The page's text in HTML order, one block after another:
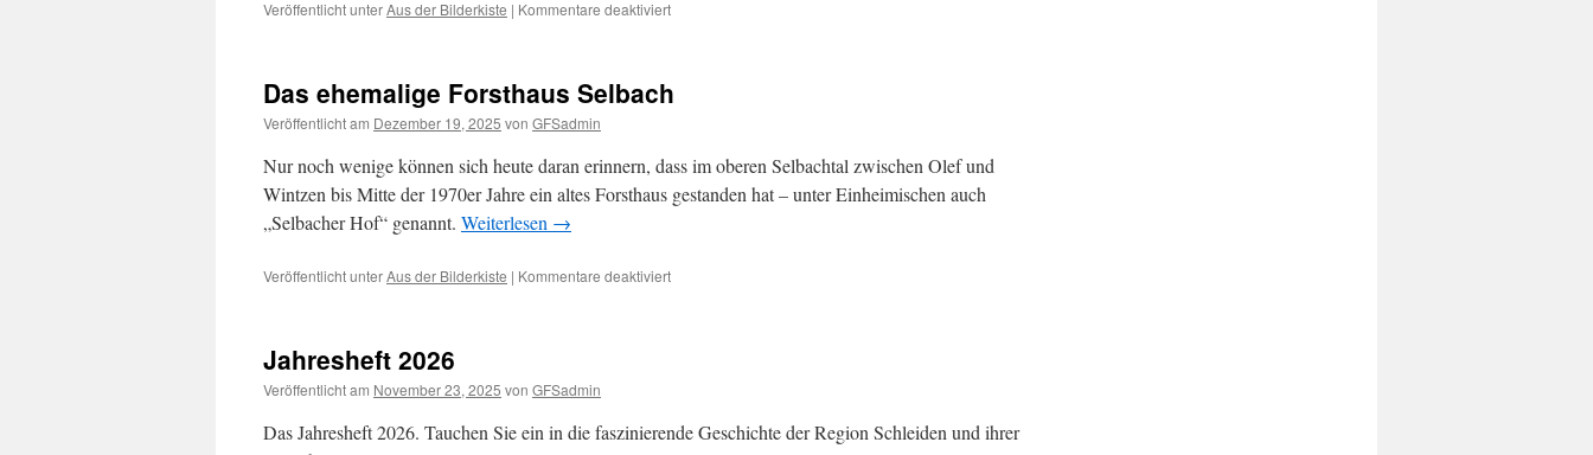
Veröffentlicht unterAus der Bilderkiste | Kommentare deaktiviertfür
Wintzen
Das ehemalige Forsthaus Selbach
Veröffentlicht am Dezember 19, 2025 von GFSadmin
Nur noch wenige können sich heute daran erinnern, dass im oberen Selbachtal zwischen Olef und
Wintzen bis Mitte der 1970er Jahre ein altes Forsthaus gestanden hat – unter Einheimischen auch
„Selbacher Hof“ genannt. Weiterlesen →
Veröffentlicht unterAus der Bilderkiste | Kommentare deaktiviertfür
Jahresheft 2026
Veröffentlicht am November 23, 2025 von GFSadmin
Das Jahresheft 2026. Tauchen Sie ein in die faszinierende Geschichte der Region Schleiden und ihrer